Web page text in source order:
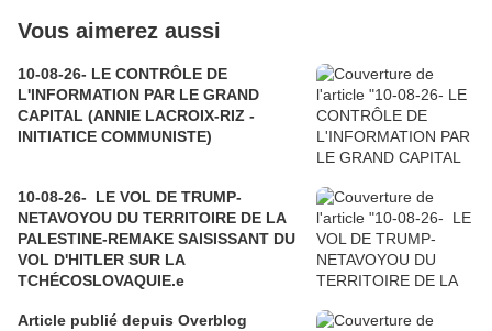
Vous aimerez aussi
10-08-26- LE CONTRÔLE DE
L'INFORMATION PAR LE GRAND
CAPITAL (ANNIE LACROIX-RIZ -
INITIATICE COMMUNISTE)
10-08-26- LE VOL DE TRUMP-
NETAVOYOU DU TERRITOIRE DE LA
PALESTINE-REMAKE SAISISSANT DU
VOL D'HITLER SUR LA
TCHÉCOSLOVAQUIE.e
Article publié depuis Overblog